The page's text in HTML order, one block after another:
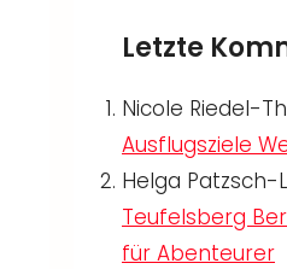
Letzte
Nicole Riedel-
Ausflugsziele
Helga Patzsch-
Teufelsberg
für Abenteurer